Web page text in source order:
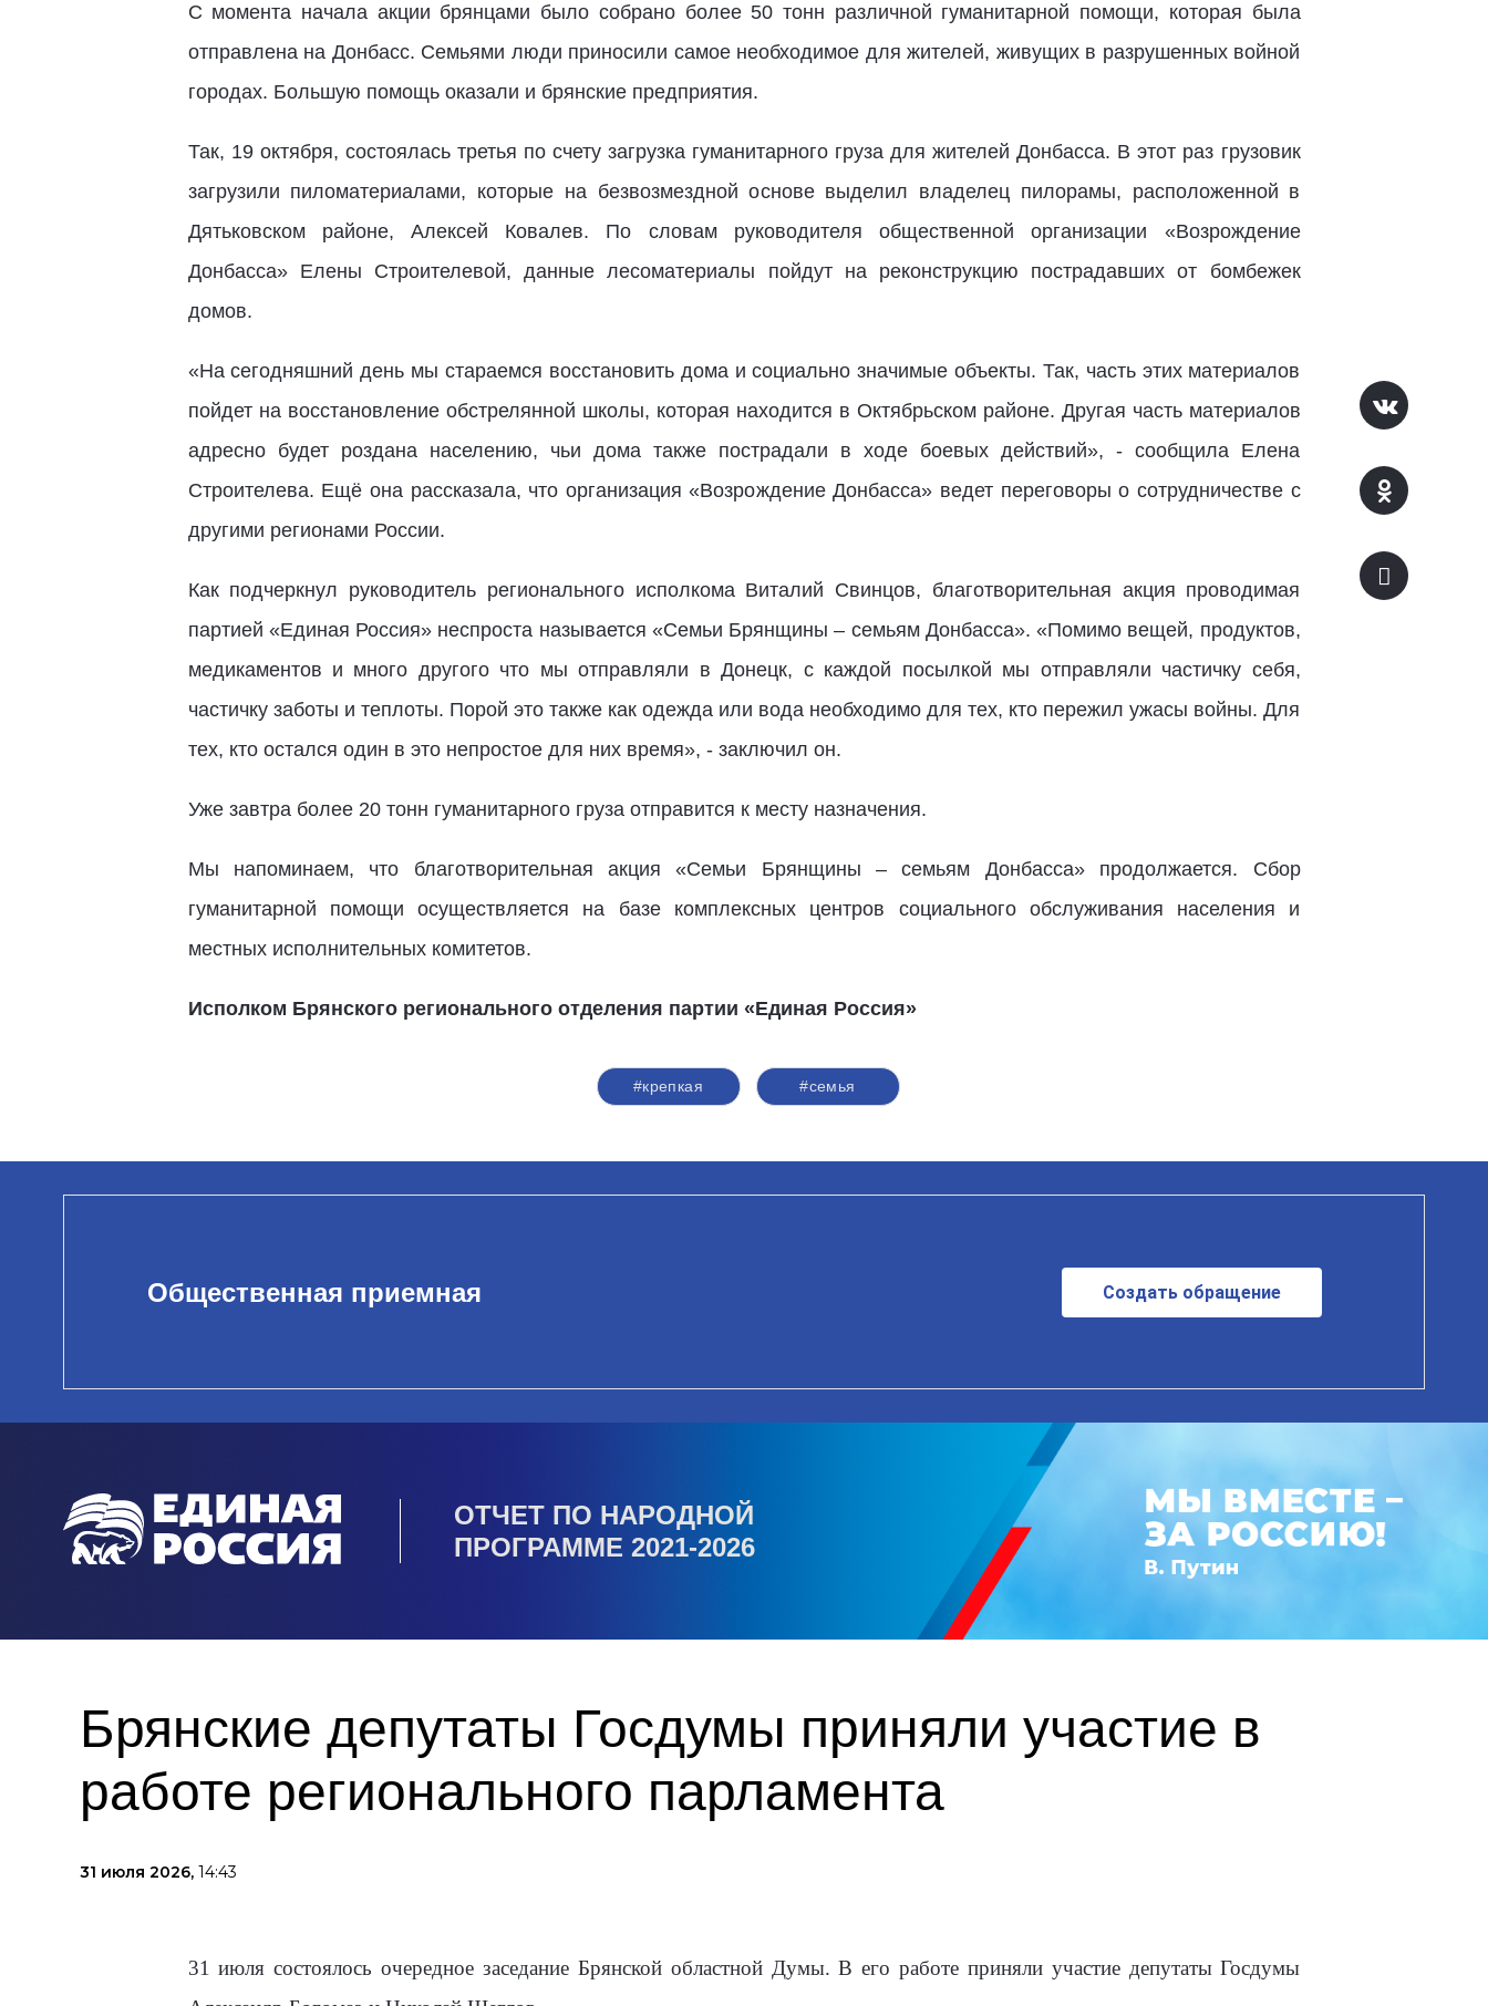
С момента начала акции брянцами было собрано более 50 тонн различной гуманитарной помощи, которая была
отправлена на Донбасс. Семьями люди приносили самое необходимое для жителей, живущих в разрушенных войной
городах. Большую помощь оказали и брянские предприятия.
Так, 19 октября, состоялась третья по счету загрузка гуманитарного груза для жителей Донбасса. В этот раз грузовик
загрузили пиломатериалами, которые на безвозмездной основе выделил владелец пилорамы, расположенной в
Дятьковском районе, Алексей Ковалев. По словам руководителя общественной организации «Возрождение
Донбасса» Елены Строителевой, данные лесоматериалы пойдут на реконструкцию пострадавших от бомбежек
домов.
«На сегодняшний день мы стараемся восстановить дома и социально значимые объекты. Так, часть этих материалов
пойдет на восстановление обстрелянной школы, которая находится в Октябрьском районе. Другая часть материалов
адресно будет роздана населению, чьи дома также пострадали в ходе боевых действий», - сообщила Елена
Строителева. Ещё она рассказала, что организация «Возрождение Донбасса» ведет переговоры о сотрудничестве с
другими регионами России.
Как подчеркнул руководитель регионального исполкома Виталий Свинцов, благотворительная акция проводимая
партией «Единая Россия» неспроста называется «Семьи Брянщины – семьям Донбасса». «Помимо вещей, продуктов,
медикаментов и много другого что мы отправляли в Донецк, с каждой посылкой мы отправляли частичку себя,
частичку заботы и теплоты. Порой это также как одежда или вода необходимо для тех, кто пережил ужасы войны. Для
тех, кто остался один в это непростое для них время», - заключил он.
Уже завтра более 20 тонн гуманитарного груза отправится к месту назначения.
Мы напоминаем, что благотворительная акция «Семьи Брянщины – семьям Донбасса» продолжается. Сбор
гуманитарной помощи осуществляется на базе комплексных центров социального обслуживания населения и
местных исполнительных комитетов.
Исполком Брянского регионального отделения партии «Единая Россия»
#крепкая #семья
Общественная приемная Создать обращение
ОТЧЕТ ПО НАРОДНОЙ
ПРОГРАММЕ 2021-2026
Брянские депутаты Госдумы приняли участие в
работе регионального парламента
31 июля 2026, 14:43
31 июля состоялось очередное заседание Брянской областной Думы. В его работе приняли участие депутаты Госдумы